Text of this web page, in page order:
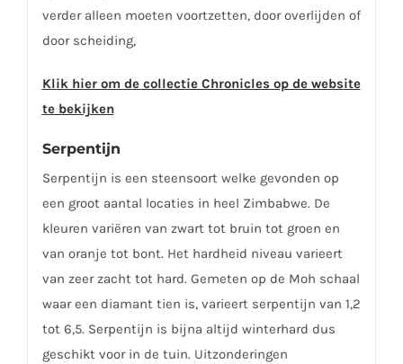
verder alleen moeten voortzetten, door overlijden of
door scheiding,
Klik hier om de collectie Chronicles op de website
te bekijken
Serpentijn
Serpentijn is een steensoort welke gevonden op
een groot aantal locaties in heel Zimbabwe. De
kleuren variëren van zwart tot bruin tot groen en
van oranje tot bont. Het hardheid niveau varieert
van zeer zacht tot hard. Gemeten op de Moh schaal
waar een diamant tien is, varieert serpentijn van 1,2
tot 6,5. Serpentijn is bijna altijd winterhard dus
geschikt voor in de tuin. Uitzonderingen